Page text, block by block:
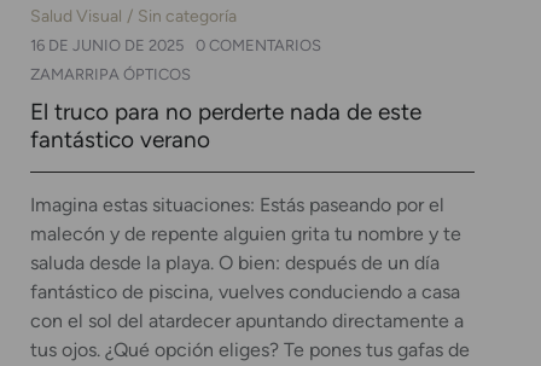
Salud Visual
Sin categoría
16 DE JUNIO DE 2025
0 COMENTARIOS
ZAMARRIPA ÓPTICOS
El truco para no perderte nada de este
fantástico verano
Imagina estas situaciones: Estás paseando por el
malecón y de repente alguien grita tu nombre y te
saluda desde la playa. O bien: después de un día
fantástico de piscina, vuelves conduciendo a casa
con el sol del atardecer apuntando directamente a
tus ojos. ¿Qué opción eliges? Te pones tus gafas de